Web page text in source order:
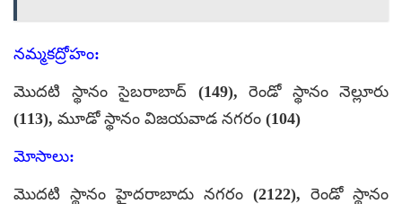
నమ్మకద్రోహం:
మొదటి స్థానం సైబరాబాద్ (149), రెండో స్థానం నెల్లూరు
(113), మూడో స్థానం విజయవాడ నగరం (104)
మోసాలు:
మొదటి స్థానం హైదరాబాదు నగరం (2122), రెండో స్థానం